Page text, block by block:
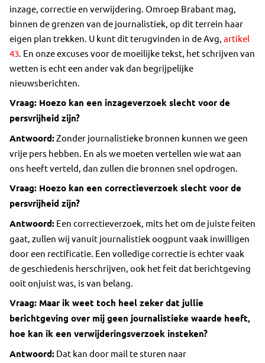
inzage, correctie en verwijdering. Omroep Brabant mag,
binnen de grenzen van de journalistiek, op dit terrein haar
eigen plan trekken. U kunt dit terugvinden in de Avg, artikel
43 . En onze excuses voor de moeilijke tekst, het schrijven van
wetten is echt een ander vak dan begrijpelijke
nieuwsberichten.
Vraag: Hoezo kan een inzageverzoek slecht voor de
persvrijheid zijn?
Antwoord:Zonder journalistieke bronnen kunnen we geen
vrije pers hebben. En als we moeten vertellen wie wat aan
ons heeft verteld, dan zullen die bronnen snel opdrogen.
Vraag: Hoezo kan een correctieverzoek slecht voor de
persvrijheid zijn?
Antwoord: Een correctieverzoek, mits het om de juiste feiten
gaat, zullen wij vanuit journalistiek oogpunt vaak inwilligen
door een rectificatie. Een volledige correctie is echter vaak
de geschiedenis herschrijven, ook het feit dat berichtgeving
ooit onjuist was, is van belang.
Vraag: Maar ik weet toch heel zeker dat jullie
berichtgeving over mij geen journalistieke waarde heeft,
hoe kan ik een verwijderingsverzoek insteken?
Antwoord: Dat kan door mail te sturen naar